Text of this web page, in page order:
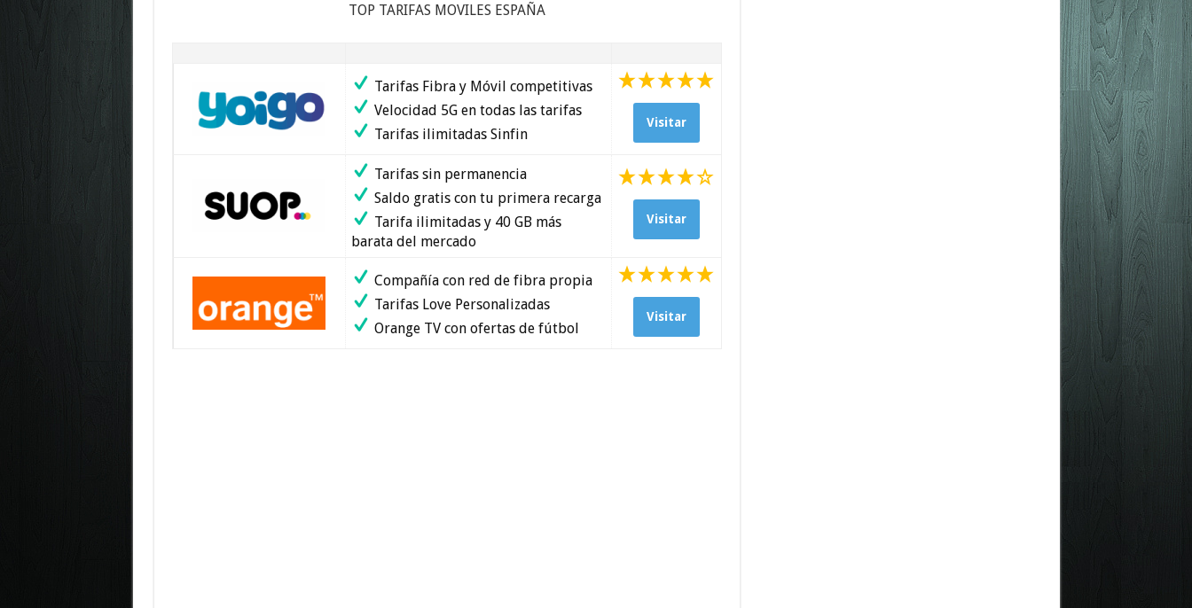
TOP TARIFAS MOVILES ESPAÑA
Tarifas Fibra y Móvil competitivas
Velocidad 5G en todas las tarifas
Tarifas ilimitadas Sinfin
Visitar
Tarifas sin permanencia
Saldo gratis con tu primera recarga
Tarifa ilimitadas y 40 GB más
barata del mercado
Visitar
Compañía con red de fibra propia
Tarifas Love Personalizadas
Orange TV con ofertas de fútbol
Visitar